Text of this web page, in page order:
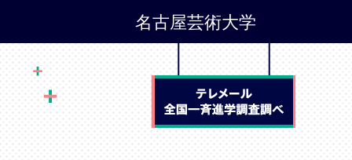
名古屋芸術大学